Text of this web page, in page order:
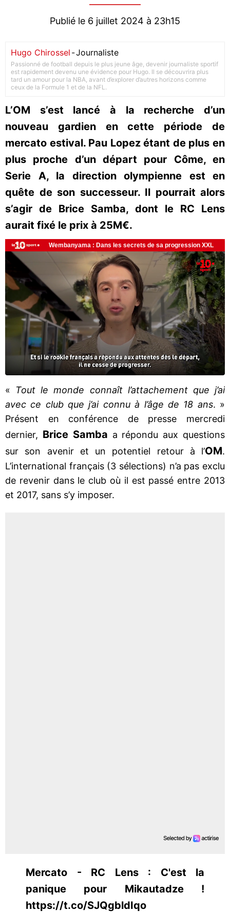
Publié le 6 juillet 2024 à 23h15
Hugo Chirossel -Journaliste
Passionné de football depuis le plus jeune âge, devenir journaliste sportif
est rapidement devenu une évidence pour Hugo. Il se découvrira plus
tard un amour pour la NBA, avant d’explorer d’autres horizons comme
ceux de la Formule 1 et de la NFL.
L’OM s’est lancé à la recherche d’un
nouveau gardien en cette période de
mercato estival. Pau Lopez étant de plus en
plus proche d’un départ pour Côme, en
Serie A, la direction olympienne est en
quête de son successeur. Il pourrait alors
s’agir de Brice Samba, dont le RC Lens
aurait fixé le prix à 25M€.
« Tout le monde connaît l’attachement que j’ai
avec ce club que j’ai connu à l’âge de 18 ans. »
Présent en conférence de presse mercredi
dernier, Brice Samba a répondu aux questions
sur son avenir et un potentiel retour à l’OM.
L’international français (3 sélections) n’a pas exclu
de revenir dans le club où il est passé entre 2013
et 2017, sans s’y imposer.
Mercato - RC Lens : C'est la
panique pour Mikautadze !
https://t.co/SJQgbldIqo